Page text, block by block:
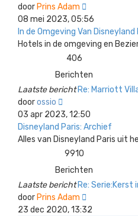
door Prins Adam
laatste
bericht
08 mei 2023, 05:56
In de Omgeving Van Disneyland
Hotels in de omgeving en
406
Berichten
Laatste bericht Re: Marriott
doorossio
laatste
bericht
03 apr 2023, 12:50
Disneyland Paris: Archief
Alles van Disneyland Paris uit
9910
Berichten
Laatste bericht Re: Serie:Kerst
door Prins Adam
laatste
23 dec 2020, 13:32